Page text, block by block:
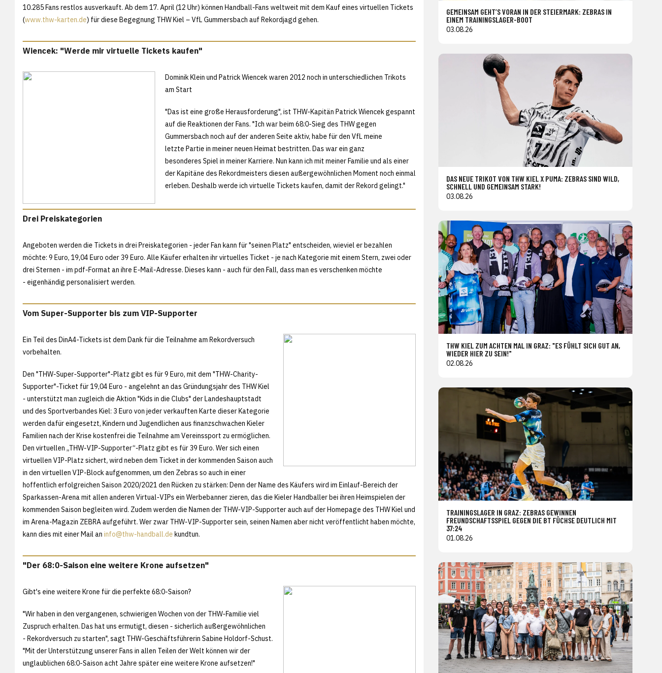
10.285 Fans restlos ausverkauft. Ab dem 17. April (12 Uhr) können Handball-Fans weltweit mit dem Kauf eines virtuellen Tickets
(www.thw-karten.de) für diese Begegnung THW Kiel – VfL Gummersbach auf Rekordjagd gehen.
Wiencek: "Werde mir virtuelle Tickets kaufen"
Dominik Klein und Patrick Wiencek waren 2012 noch in unterschiedlichen Trikots
am Start
"Das ist eine große Herausforderung", ist THW-Kapitän Patrick Wiencek gespannt
auf die Reaktionen der Fans. "Ich war beim 68:0-Sieg des THW gegen
Gummersbach noch auf der anderen Seite aktiv, habe für den VfL meine
letzte Partie in meiner neuen Heimat bestritten. Das war ein ganz
besonderes Spiel in meiner Karriere. Nun kann ich mit meiner Familie und als einer
der Kapitäne des Rekordmeisters diesen außergewöhnlichen Moment noch einmal
erleben. Deshalb werde ich virtuelle Tickets kaufen, damit der Rekord gelingt."
Drei Preiskategorien
Angeboten werden die Tickets in drei Preiskategorien - jeder Fan kann für "seinen Platz" entscheiden, wieviel er bezahlen
möchte: 9 Euro, 19,04 Euro oder 39 Euro. Alle Käufer erhalten ihr virtuelles Ticket - je nach Kategorie mit einem Stern, zwei oder
drei Sternen - im pdf-Format an ihre E-Mail-Adresse. Dieses kann - auch für den Fall, dass man es verschenken möchte
- eigenhändig personalisiert werden.
Vom Super-Supporter bis zum VIP-Supporter
Ein Teil des DinA4-Tickets ist dem Dank für die Teilnahme am Rekordversuch
vorbehalten.
Den "THW-Super-Supporter"-Platz gibt es für 9 Euro, mit dem "THW-Charity-
Supporter"-Ticket für 19,04 Euro - angelehnt an das Gründungsjahr des THW Kiel
- unterstützt man zugleich die Aktion "Kids in die Clubs" der Landeshauptstadt
und des Sportverbandes Kiel: 3 Euro von jeder verkauften Karte dieser Kategorie
werden dafür eingesetzt, Kindern und Jugendlichen aus finanzschwachen Kieler
Familien nach der Krise kostenfrei die Teilnahme am Vereinssport zu ermöglichen.
Den virtuellen „THW-VIP-Supporter“-Platz gibt es für 39 Euro. Wer sich einen
virtuellen VIP-Platz sichert, wird neben dem Ticket in der kommenden Saison auch
in den virtuellen VIP-Block aufgenommen, um den Zebras so auch in einer
hoffentlich erfolgreichen Saison 2020/2021 den Rücken zu stärken: Denn der Name des Käufers wird im Einlauf-Bereich der
Sparkassen-Arena mit allen anderen Virtual-VIPs ein Werbebanner zieren, das die Kieler Handballer bei ihren Heimspielen der
kommenden Saison begleiten wird. Zudem werden die Namen der THW-VIP-Supporter auch auf der Homepage des THW Kiel und
im Arena-Magazin ZEBRA aufgeführt. Wer zwar THW-VIP-Supporter sein, seinen Namen aber nicht veröffentlicht haben möchte,
kann dies mit einer Mail an info@thw-handball.de kundtun.
"Der 68:0-Saison eine weitere Krone aufsetzen"
Gibt's eine weitere Krone für die perfekte 68:0-Saison?
"Wir haben in den vergangenen, schwierigen Wochen von der THW-Familie viel
Zuspruch erhalten. Das hat uns ermutigt, diesen - sicherlich außergewöhnlichen
- Rekordversuch zu starten", sagt THW-Geschäftsführerin Sabine Holdorf-Schust.
"Mit der Unterstützung unserer Fans in allen Teilen der Welt können wir der
unglaublichen 68:0-Saison acht Jahre später eine weitere Krone aufsetzen!"
GEMEINSAM GEHT’S VORAN IN DER STEIERMARK: ZEBRAS IN
EINEM TRAININGSLAGER-BOOT
03.08.26
DAS NEUE TRIKOT VON THW KIEL X PUMA: ZEBRAS SIND WILD,
SCHNELL UND GEMEINSAM STARK!
03.08.26
THW KIEL ZUM ACHTEN MAL IN GRAZ: "ES FÜHLT SICH GUT AN,
WIEDER HIER ZU SEIN!"
02.08.26
TRAININGSLAGER IN GRAZ: ZEBRAS GEWINNEN
FREUNDSCHAFTSSPIEL GEGEN DIE BT FÜCHSE DEUTLICH MIT
37:24
01.08.26